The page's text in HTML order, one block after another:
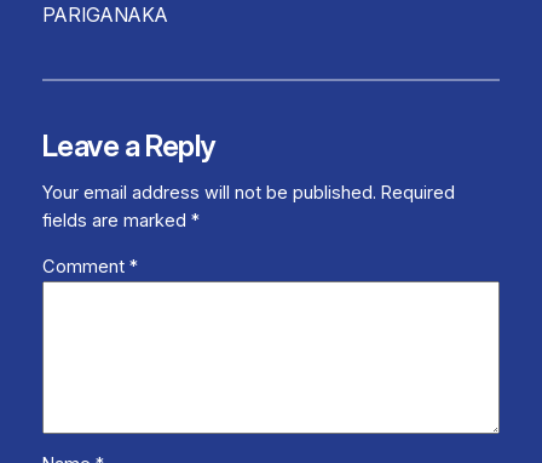
PARIGANAKA
Leave a Reply
Your email address will not be published. Required
fields are marked *
Comment *